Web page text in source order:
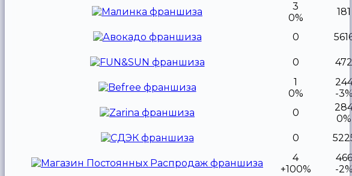
3
0%
181
0
0
472
1
0%
-3%
0
0%
0
4
+100%
466
-2%